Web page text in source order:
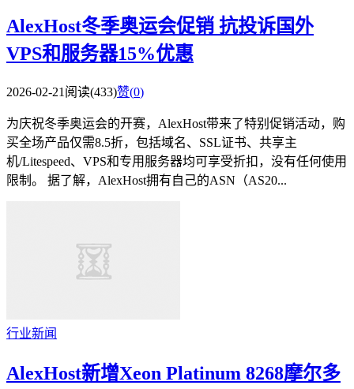
AlexHost冬季奥运会促销 抗投诉国外
VPS和服务器15%优惠
2026-02-21 阅读(433)赞(0)
为庆祝冬季奥运会的开赛，AlexHost带来了特别促销活动，购
买全场产品仅需8.5折，包括域名、SSL证书、共享主
机/Litespeed、VPS和专用服务器均可享受折扣，没有任何使用
限制。 据了解，AlexHost拥有自己的ASN（AS20...
行业新闻
AlexHost新增Xeon Platinum 8268摩尔多